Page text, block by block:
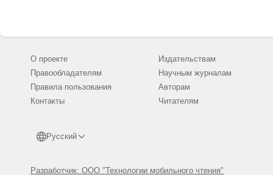
О проекте
Правообладателям
Правила пользования
Контакты
Русский
Разработчик: ООО "Технологии мобильного чтения"
Издательствам
Научным журналам
Авторам
Читателям